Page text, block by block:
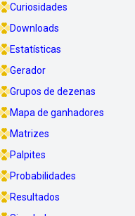
Curiosidades
Downloads
Estatísticas
Gerador
Grupos de dezenas
Mapa de ganhadores
Matrizes
Palpites
Probabilidades
Resultados